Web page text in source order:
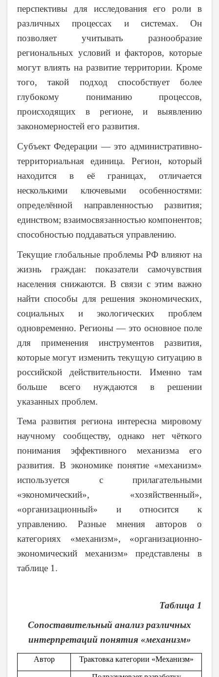
перспективы для исследования его роли в
различных процессах и системах. Он
позволяет учитывать разнообразие
региональных условий и факторов, которые
могут влиять на развитие территории. Кроме
того, такой подход способствует более
глубокому пониманию процессов,
происходящих в регионе, и выявлению
закономерностей его развития.
Субъект Федерации — это административно-
территориальная единица. Регион, который
находится в её границах, отличается
несколькими ключевыми особенностями:
определённой направленностью развития;
единством; взаимосвязанностью компонентов;
способностью поддаваться управлению.
Текущие глобальные проблемы РФ влияют на
жизнь граждан: показатели самочувствия
населения снижаются. В связи с этим важно
найти способы для решения экономических,
социальных и экологических проблем
одновременно. Регионы — это основное поле
для применения инструментов развития,
которые могут изменить текущую ситуацию в
российской действительности. Именно там
больше всего нуждаются в решении
указанных проблем.
Тема развития региона интересна мировому
научному сообществу, однако нет чёткого
понимания эффективного механизма его
развития. В экономике понятие «механизм»
используется с прилагательными
«экономический», «хозяйственный»,
«организационный» и относится к
управлению. Разные мнения авторов о
категориях «механизм», «организационно-
экономический механизм» представлены в
таблице 1.
Таблица 1
Сопоставительный анализ различных
интерпретаций понятия «механизм»
Автор Трактовка категории «Механизм»